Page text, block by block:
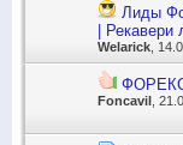
Лиды
|
Welarick ,
Foncavil ,